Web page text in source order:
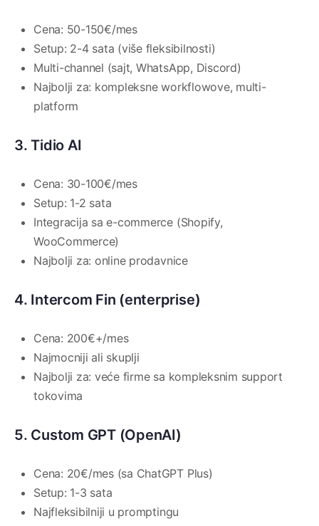
Cena: 50-150€/mes
Setup: 2-4 sata (više fleksibilnosti)
Multi-channel (sajt, WhatsApp, Discord)
Najbolji za: kompleksne workflowove, multi-
platform
3. Tidio AI
Cena: 30-100€/mes
Setup: 1-2 sata
Integracija sa e-commerce (Shopify,
WooCommerce)
Najbolji za: online prodavnice
4. Intercom Fin (enterprise)
Cena: 200€+/mes
Najmocniji ali skuplji
Najbolji za: veće firme sa kompleksnim support
tokovima
5. Custom GPT (OpenAI)
Cena: 20€/mes (sa ChatGPT Plus)
Setup: 1-3 sata
Najfleksibilniji u promptingu